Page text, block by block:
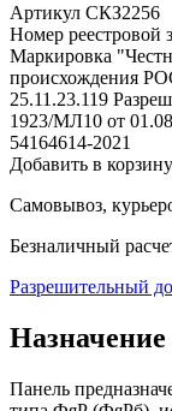
Артикул СКЗ2256
Номер
Маркировка
происхождения
25.11.23.119
1923/МЛ10 от
54164614-2021
Добавить в корзину
Самовывоз,
Безналичный
Разрешительный
Назначение
Панель